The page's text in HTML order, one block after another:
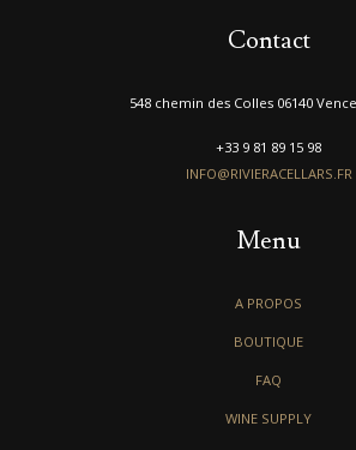
Contact
548 chemin des Colles 06140
+33 9 81 89 15 98
INFO@RIVIERACELLARS.FR
Menu
A PROPOS
BOUTIQUE
FAQ
WINE SUPPLY